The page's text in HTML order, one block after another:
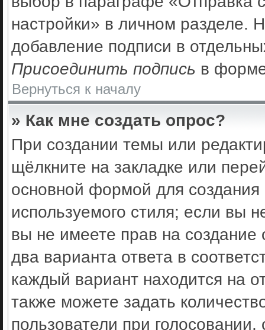
настройки» в личном разделе.
добавление подписи в
Присоединить подпись в
Вернуться к началу
» Как мне создать опрос?
При создании темы или
щёлкните на закладке или
основной формой для
используемого стиля; если вы
вы не имеете прав на
два варианта ответа в
каждый вариант находится на
также можете задать
пользователи при